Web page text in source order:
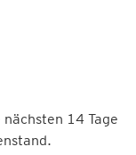
14 Tage